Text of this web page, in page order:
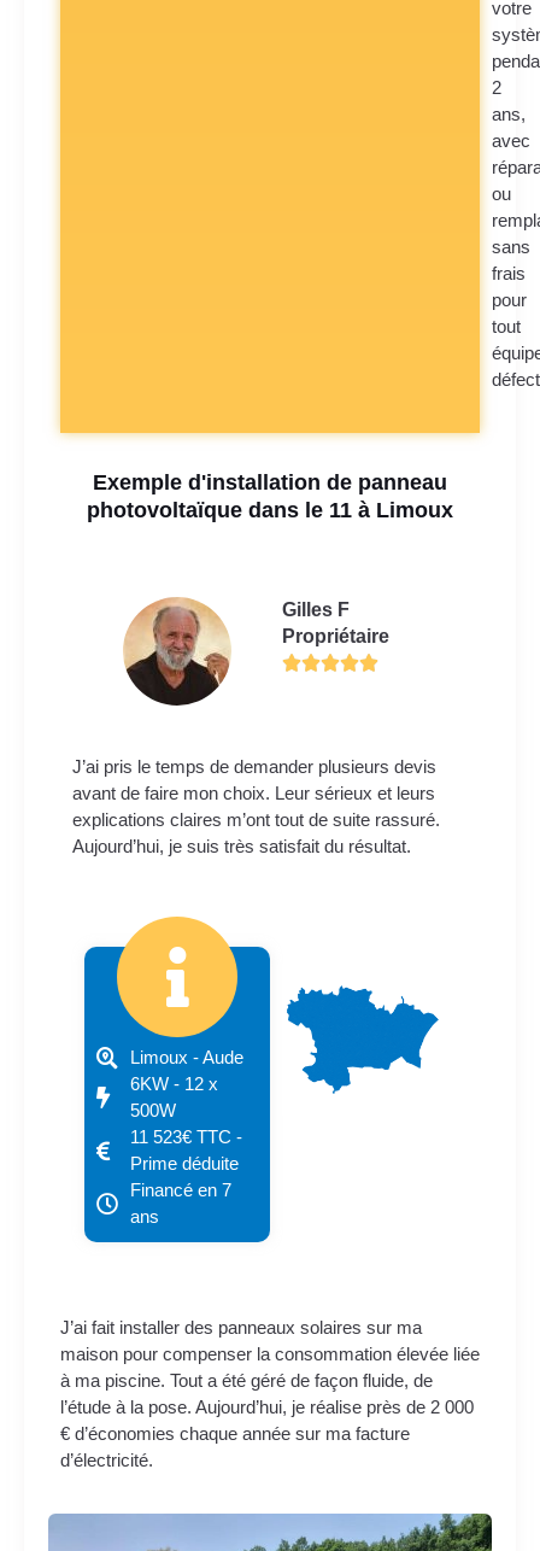
votre
2
ans,
avec
ou
sans
frais
pour
tout
Exemple d'installation de panneau
photovoltaïque dans le 11 à Limoux
Gilles F
Propriétaire
J’ai pris le temps de demander plusieurs devis
avant de faire mon choix. Leur sérieux et leurs
explications claires m’ont tout de suite rassuré.
Aujourd’hui, je suis très satisfait du résultat.
Limoux - Aude
6KW - 12 x
500W
11 523€ TTC -
Prime déduite
Financé en 7
ans
J’ai fait installer des panneaux solaires sur ma
maison pour compenser la consommation élevée liée
à ma piscine. Tout a été géré de façon fluide, de
l’étude à la pose. Aujourd’hui, je réalise près de 2 000
€ d’économies chaque année sur ma facture
d’électricité.